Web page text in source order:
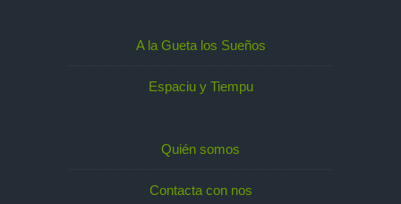
A la Gueta los Sueños
Espaciu y Tiempu
Quién somos
Contacta con nos